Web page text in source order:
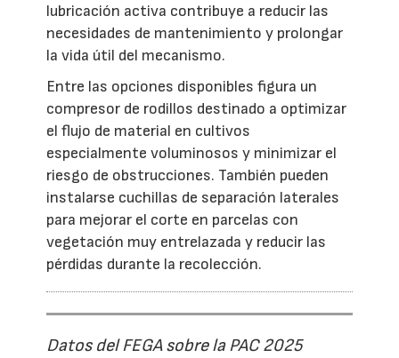
lubricación activa contribuye a reducir las
necesidades de mantenimiento y prolongar
la vida útil del mecanismo.
Entre las opciones disponibles figura un
compresor de rodillos destinado a optimizar
el flujo de material en cultivos
especialmente voluminosos y minimizar el
riesgo de obstrucciones. También pueden
instalarse cuchillas de separación laterales
para mejorar el corte en parcelas con
vegetación muy entrelazada y reducir las
pérdidas durante la recolección.
Datos del FEGA sobre la PAC 2025